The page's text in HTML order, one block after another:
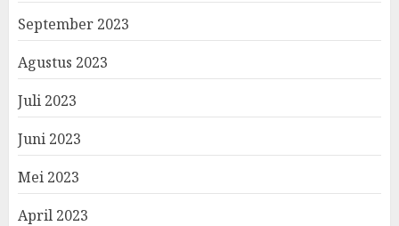
September 2023
Agustus 2023
Juli 2023
Juni 2023
Mei 2023
April 2023